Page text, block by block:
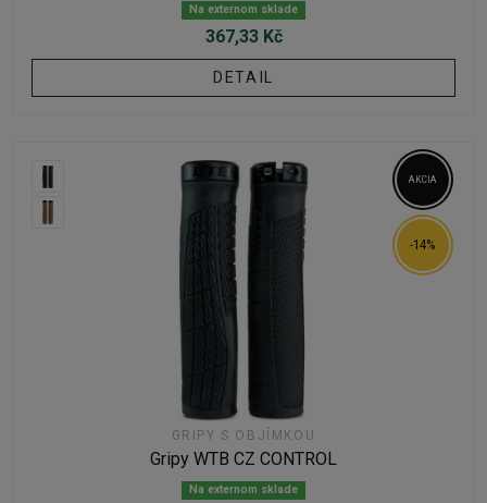
Na externom sklade
367,33 Kč
DETAIL
AKCIA
-14%
GRIPY S OBJÍMKOU
Gripy WTB CZ CONTROL
Na externom sklade